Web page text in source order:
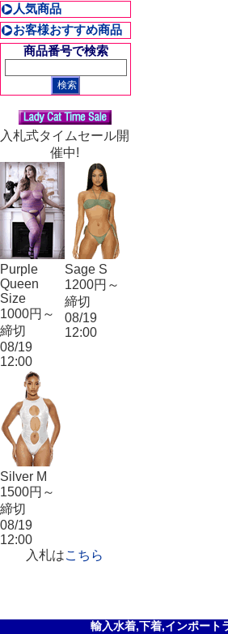
人気商品
お客様おすすめ商品
商品番号で検索
入札式タイムセール開
催中!
Purple
Queen
Size
1000円～
締切
08/19
12:00
Sage S
1200円～
締切
08/19
12:00
Silver M
1500円～
締切
08/19
12:00
入札はこちら
輸入水着,下着,インポート